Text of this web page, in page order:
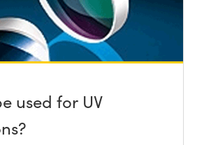
used for UV